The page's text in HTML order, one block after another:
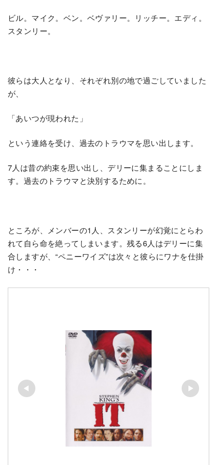
ビル。マイク。ベン。ベヴァリー。リッチー。エディ。
スタンリー。
彼らは大人となり、それぞれ別の地で過ごしていました
が、
「あいつが現われた」
という連絡を受け、過去のトラウマを思い出します。
7人は昔の約束を思い出し、デリーに集まることにしま
す。過去のトラウマと決別するために。
ところが、メンバーの1人、スタンリーが幻覚にとらわ
れて自ら命を絶ってしまいます。残る6人はデリーに集
合しますが、“ペニーワイズ”は次々と彼らにワナを仕掛
け・・・